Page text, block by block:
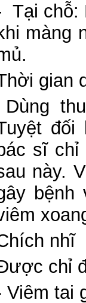
Tại chỗ:
màng
gian
Dùng
đối
sĩ chỉ
này.
bệnh
nhĩ
chỉ
Viêm tai